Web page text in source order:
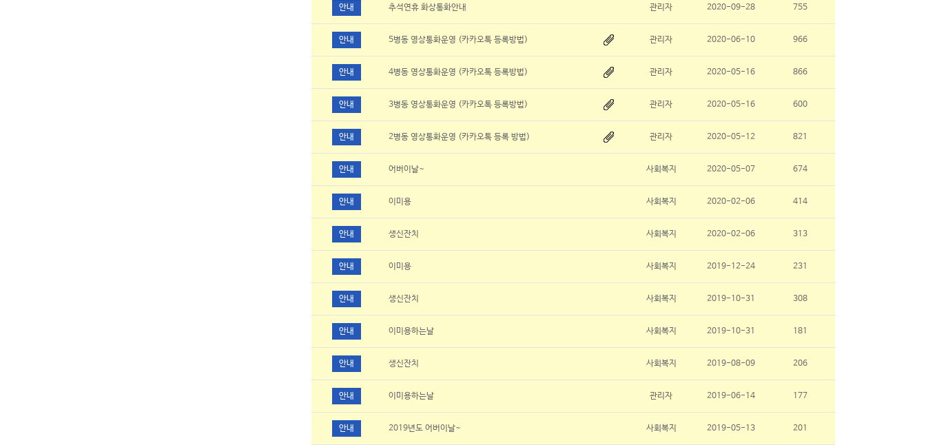
안내 추석연휴 화상통화안내 관리자 2020-09-28 755
안내 5병동 영상통화운영 (카카오톡 등록방법) 관리자 2020-06-10 966
안내 4병동 영상통화운영 (카카오톡 등록방법) 관리자 2020-05-16 866
안내 3병동 영상통화운영 (카카오톡 등록방법) 관리자 2020-05-16 600
안내 2병동 영상통화운영 (카카오톡 등록 방법) 관리자 2020-05-12 821
안내 어버이날~ 사회복지 2020-05-07 674
안내 이미용 사회복지 2020-02-06 414
안내 생신잔치 사회복지 2020-02-06 313
안내 이미용 사회복지 2019-12-24 231
안내 생신잔치 사회복지 2019-10-31 308
안내 이미용하는날 사회복지 2019-10-31 181
안내 생신잔치 사회복지 2019-08-09 206
안내 이미용하는날 관리자 2019-06-14 177
안내 2019년도 어버이날~ 사회복지 2019-05-13 201